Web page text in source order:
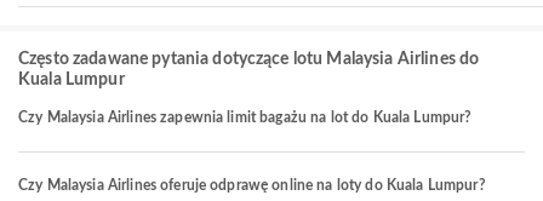
Często zadawane pytania dotyczące lotu Malaysia Airlines do
Kuala Lumpur
Czy Malaysia Airlines zapewnia limit bagażu na lot do Kuala Lumpur?
Czy Malaysia Airlines oferuje odprawę online na loty do Kuala Lumpur?